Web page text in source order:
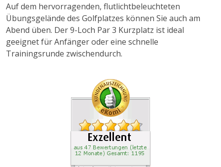
Auf dem hervorragenden, flutlichtbeleuchteten
Übungsgelände des Golfplatzes können Sie auch am
Abend üben. Der 9-Loch Par 3 Kurzplatz ist ideal
geeignet für Anfänger oder eine schnelle
Trainingsrunde zwischendurch.